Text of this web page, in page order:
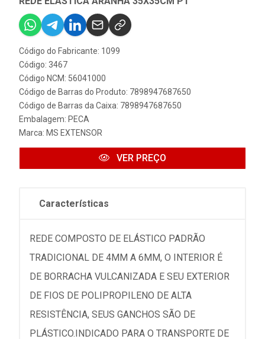
Código do Fabricante: 1099
Código: 3467
Código NCM: 56041000
Código de Barras do Produto: 7898947687650
Código de Barras da Caixa: 7898947687650
Embalagem: PECA
Marca: MS EXTENSOR
VER PREÇO
Características
REDE COMPOSTO DE ELÁSTICO PADRÃO
TRADICIONAL DE 4MM A 6MM, O INTERIOR É
DE BORRACHA VULCANIZADA E SEU EXTERIOR
DE FIOS DE POLIPROPILENO DE ALTA
RESISTÊNCIA, SEUS GANCHOS SÃO DE
PLÁSTICO.INDICADO PARA O TRANSPORTE DE